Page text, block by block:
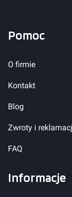
Linki w
Pomoc
O firmie
Kontakt
Blog
Zwroty i
FAQ
Informacje